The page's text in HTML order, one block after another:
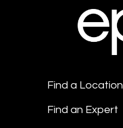
Find a Location
Find an Expert